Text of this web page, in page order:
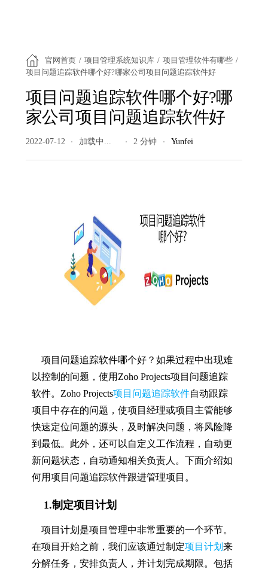
官网首页 / 项目管理系统知识库 / 项目管理软件有哪些 /
项目问题追踪软件哪个好?哪家公司项目问题追踪软件好
项目问题追踪软件哪个好?哪
家公司项目问题追踪软件好
2022-07-12 277 阅读量 2 分钟 Yunfei
项目问题追踪软件哪个好？如果过程中出现难
以控制的问题，使用Zoho Projects项目问题追踪
软件。Zoho Projects项目问题追踪软件自动跟踪
项目中存在的问题，使项目经理或项目主管能够
快速定位问题的源头，及时解决问题，将风险降
到最低。此外，还可以自定义工作流程，自动更
新问题状态，自动通知相关负责人。下面介绍如
何用项目问题追踪软件跟进管理项目。
1.制定项目计划
项目计划是项目管理中非常重要的一个环节。
在项目开始之前，我们应该通过制定项目计划 来
分解任务，安排负责人，并计划完成期限。包括